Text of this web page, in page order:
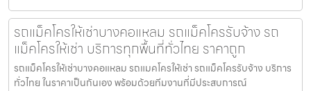
รถแม็คโครให้เช่าบางคอแหลม รถแม็คโครรับจ้าง รถ
แม็คโครให้เช่า บริการทุกพื้นที่ทั่วไทย ราคาถูก
รถแม็คโครให้เช่าบางคอแหลม รถแมคโครให้เช่า รถแม็คโครรับจ้าง บริการ
ทั่วไทย ในราคาเป็นกันเอง พร้อมด้วยทีมงานที่มีประสบการณ์